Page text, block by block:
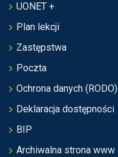
UONET +
Plan lekcji
Zastępstwa
Poczta
Ochrona danych (RODO)
Deklaracja dostępności
BIP
Archiwalna strona www